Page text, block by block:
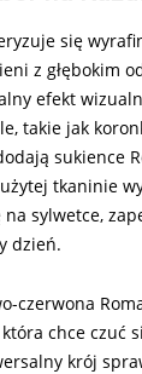
się
z głębokim
efekt
takie jak
sukience
tkaninie
na sylwetce,
dzień.
czerwona
chce czuć
krój